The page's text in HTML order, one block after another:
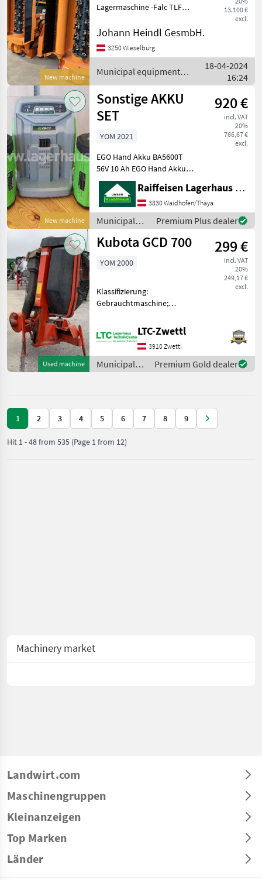
New machine
13.100 €
excl.
Lagermaschine -Falc TLF
160cm -hydr. Verschieb, -
Zapfwellendrehzahl
990
Johann Heindl GesmbH.
3250 Wieselburg
Municipal equipment /
Sonstige
18-04-2024
16:24
New machine
Sonstige AKKU
SET
920 €
incl. VAT
20%
766,67 €
excl.
YOM 2021
EGO Hand Akku BA5600T
56V 10 Ah EGO Hand Akku
BA6720T 56V 12 Ah EGO
Schnelladegerät CH5500E
500W; Artnr.:10138
Municipal equipment Other
municipal equipment
Raiffeisen Lagerhaus Waidhofen/Thaya
3830 Waidhofen/Thaya
Municipal
equipment /
Sonstige
Premium Plus dealer
Used machine
Kubota GCD 700 299 €
incl. VAT
20%
249,17 €
excl.
YOM 2000
Klassifizierung:
Gebrauchtmaschine;
50484; Anzahl Vorbesitzer:
2; Weitere
Maschinenmerkmale:
Kubota GCD 700 Gras und
Laubsauger (Laub
LTC-Zwettl
3910 Zwettl
Municipal
equipment /
Premium Gold dealer
1 2 3 4 5 6 7 8 9
Hit 1-48from 535 (Page 1 from 12)
Machinery market
Landwirt.com
Maschinengruppen
Kleinanzeigen
Top Marken
Länder